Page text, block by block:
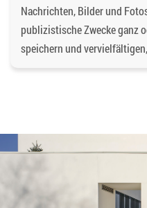
Nachrichten, Bilder und
publizistische Zwecke ganz
speichern und
Dritte ist nicht gestattet. Die
Baugenossenschaft
Urheber ist angegeben,
Fotostock-Anbietern. In